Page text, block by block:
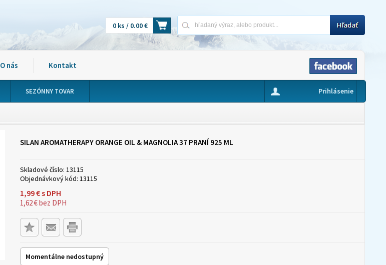
0 ks / 0.00 €
O nás Kontakt
SEZÓNNY TOVAR Prihlásenie
SILAN AROMATHERAPY ORANGE OIL & MAGNOLIA 37 PRANÍ 925 ML
Skladové číslo: 13115
Objednávkový kód: 13115
1,99€s DPH
1,62€bez DPH
Momentálne nedostupný